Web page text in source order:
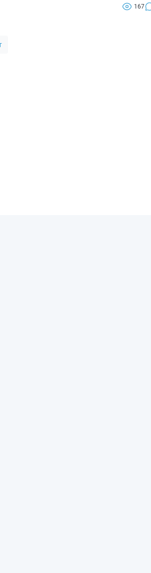
167